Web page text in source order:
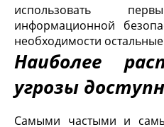
использовать
информационной
необходимости
Наиболее
угрозы
Самыми частыми и